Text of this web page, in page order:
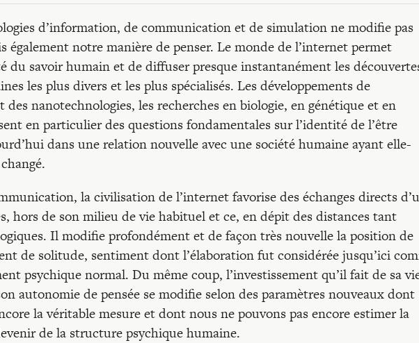
d’information, de communication et de simulation ne modifie pas
également notre manière de penser. Le monde de l’internet permet
du savoir humain et de diffuser presque instantanément les
les plus divers et les plus spécialisés. Les développements de
nanotechnologies, les recherches en biologie, en génétique et en
en particulier des questions fondamentales sur l’identité de l’être
dans une relation nouvelle avec une société humaine ayant elle-
la civilisation de l’internet favorise des échanges directs
hors de son milieu de vie habituel et ce, en dépit des distances tant
Il modifie profondément et de façon très nouvelle la position de
de solitude, sentiment dont l’élaboration fut considérée jusqu’ici
psychique normal. Du même coup, l’investissement qu’il fait de sa
autonomie de pensée se modifie selon des paramètres nouveaux dont
la véritable mesure et dont nous ne pouvons pas encore estimer la
de la structure psychique humaine.